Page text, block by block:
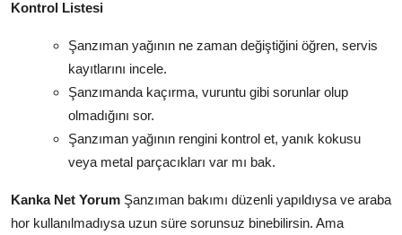
Kontrol Listesi
Şanzıman yağının ne zaman değiştiğini öğren, servis
kayıtlarını incele.
Şanzımanda kaçırma, vuruntu gibi sorunlar olup
olmadığını sor.
Şanzıman yağının rengini kontrol et, yanık kokusu
veya metal parçacıkları var mı bak.
Kanka Net Yorum Şanzıman bakımı düzenli yapıldıysa ve araba
hor kullanılmadıysa uzun süre sorunsuz binebilirsin. Ama